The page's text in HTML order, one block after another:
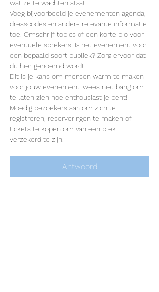
Voeg bijvoorbeeld je evenementen agenda,
dresscodes en andere relevante informatie
toe. Omschrijf topics of een korte bio voor
eventuele sprekers. Is het evenement voor
een bepaald soort publiek? Zorg ervoor dat
Dit is je kans om mensen warm te maken
voor jouw evenement, wees niet bang om
te laten zien hoe enthousiast je bent!
Moedig bezoekers aan om zich te
registreren, reserveringen te maken of
tickets te kopen om van een plek
Antwoord